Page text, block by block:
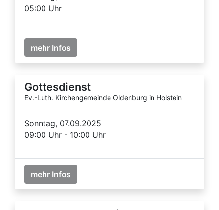
05:00 Uhr
mehr Infos
Gottesdienst
Ev.-Luth. Kirchengemeinde Oldenburg in Holstein
Sonntag, 07.09.2025
09:00 Uhr - 10:00 Uhr
mehr Infos